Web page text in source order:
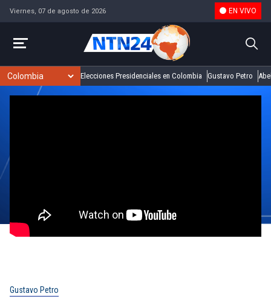
Viernes, 07 de agosto de 2026 EN VIVO
Elecciones Presidenciales en Colombia Gustavo Petro
Gustavo Petro